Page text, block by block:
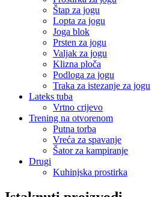
Štap za jogu
Lopta za jogu
Joga blok
Prsten za jogu
Valjak za jogu
Klizna ploča
Podloga za jogu
Traka za istezanje za jogu
Lateks tuba
Vrtno crijevo
Trening na otvorenom
Putna torba
Vreća za spavanje
Šator za kampiranje
Drugi
Kuhinjska prostirka